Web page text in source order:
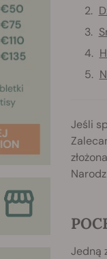
Jeśli
Jedną